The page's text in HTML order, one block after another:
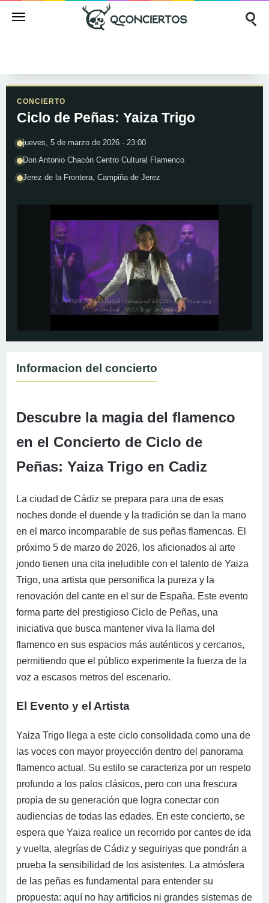
CONCIERTO
Ciclo de Peñas: Yaiza Trigo
jueves, 5 de marzo de 2026 · 23:00
Don Antonio Chacón Centro Cultural Flamenco
Jerez de la Frontera, Campiña de Jerez
Informacion del concierto
Descubre la magia del flamenco
en el Concierto de Ciclo de
Peñas: Yaiza Trigo en Cadiz
La ciudad de Cádiz se prepara para una de esas
noches donde el duende y la tradición se dan la mano
en el marco incomparable de sus peñas flamencas. El
próximo 5 de marzo de 2026, los aficionados al arte
jondo tienen una cita ineludible con el talento de Yaiza
Trigo, una artista que personifica la pureza y la
renovación del cante en el sur de España. Este evento
forma parte del prestigioso Ciclo de Peñas, una
iniciativa que busca mantener viva la llama del
flamenco en sus espacios más auténticos y cercanos,
permitiendo que el público experimente la fuerza de la
voz a escasos metros del escenario.
El Evento y el Artista
Yaiza Trigo llega a este ciclo consolidada como una de
las voces con mayor proyección dentro del panorama
flamenco actual. Su estilo se caracteriza por un respeto
profundo a los palos clásicos, pero con una frescura
propia de su generación que logra conectar con
audiencias de todas las edades. En este concierto, se
espera que Yaiza realice un recorrido por cantes de ida
y vuelta, alegrías de Cádiz y seguiriyas que pondrán a
prueba la sensibilidad de los asistentes. La atmósfera
de las peñas es fundamental para entender su
propuesta: aquí no hay artificios ni grandes sistemas de